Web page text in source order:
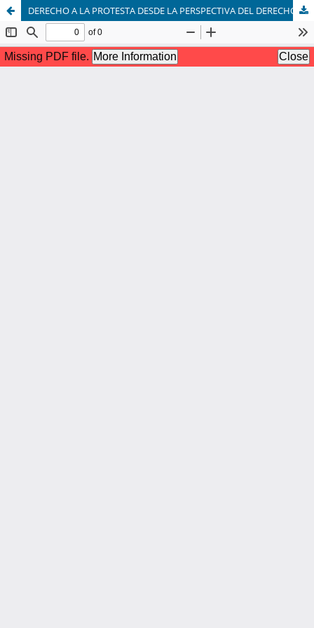
DERECHO A LA PROTESTA DESDE LA PERSPECTIVA DEL DERECHO INTERNACIONAL DE LOS DERECHOS HUMANOS